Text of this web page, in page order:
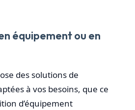
équipement ou en
des solutions de
à vos besoins, que ce
d’équipement